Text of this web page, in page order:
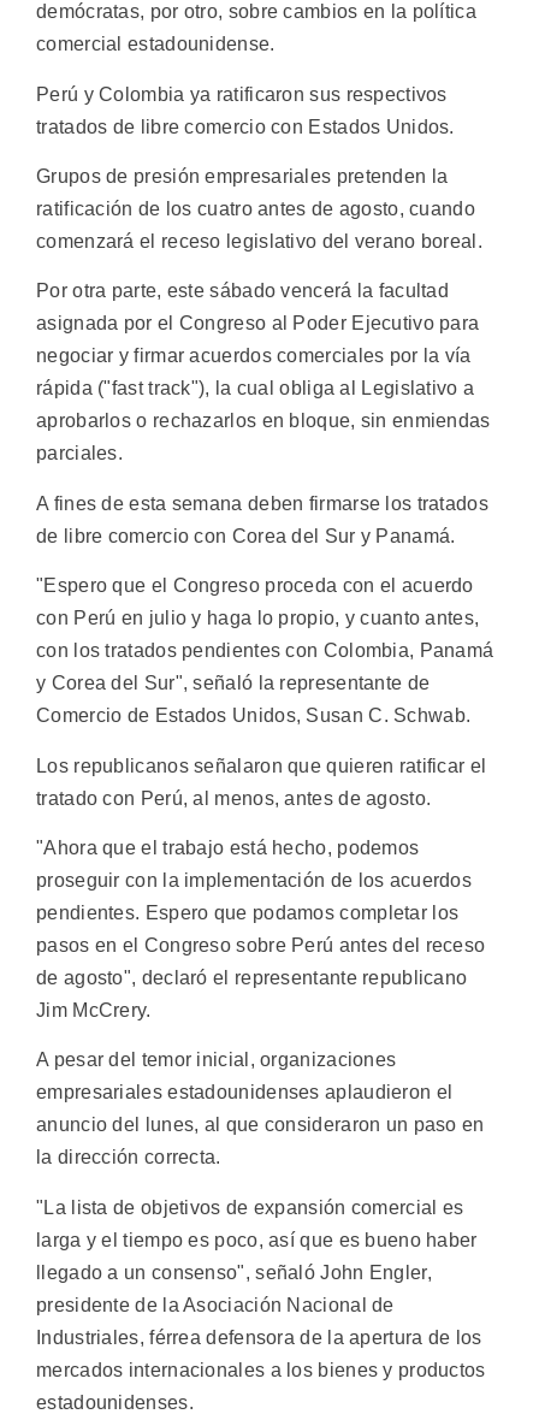
demócratas, por otro, sobre cambios en la política
comercial estadounidense.
Perú y Colombia ya ratificaron sus respectivos
tratados de libre comercio con Estados Unidos.
Grupos de presión empresariales pretenden la
ratificación de los cuatro antes de agosto, cuando
comenzará el receso legislativo del verano boreal.
Por otra parte, este sábado vencerá la facultad
asignada por el Congreso al Poder Ejecutivo para
negociar y firmar acuerdos comerciales por la vía
rápida ("fast track"), la cual obliga al Legislativo a
aprobarlos o rechazarlos en bloque, sin enmiendas
parciales.
A fines de esta semana deben firmarse los tratados
de libre comercio con Corea del Sur y Panamá.
"Espero que el Congreso proceda con el acuerdo
con Perú en julio y haga lo propio, y cuanto antes,
con los tratados pendientes con Colombia, Panamá
y Corea del Sur", señaló la representante de
Comercio de Estados Unidos, Susan C. Schwab.
Los republicanos señalaron que quieren ratificar el
tratado con Perú, al menos, antes de agosto.
"Ahora que el trabajo está hecho, podemos
proseguir con la implementación de los acuerdos
pendientes. Espero que podamos completar los
pasos en el Congreso sobre Perú antes del receso
de agosto", declaró el representante republicano
Jim McCrery.
A pesar del temor inicial, organizaciones
empresariales estadounidenses aplaudieron el
anuncio del lunes, al que consideraron un paso en
la dirección correcta.
"La lista de objetivos de expansión comercial es
larga y el tiempo es poco, así que es bueno haber
llegado a un consenso", señaló John Engler,
presidente de la Asociación Nacional de
Industriales, férrea defensora de la apertura de los
mercados internacionales a los bienes y productos
estadounidenses.